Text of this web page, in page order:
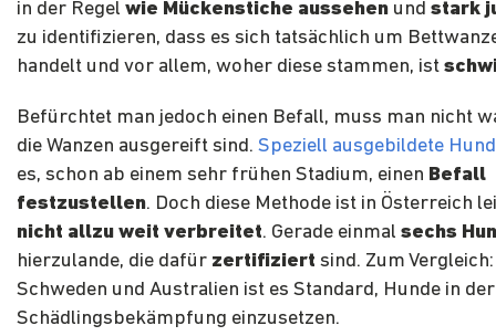
in der Regel wie Mückenstiche aussehen und stark
zu identifizieren, dass es sich tatsächlich um
handelt und vor allem, woher diese stammen, ist
Befürchtet man jedoch einen Befall, muss man nicht
die Wanzen ausgereift sind. Speziell ausgebildete
es, schon ab einem sehr frühen Stadium, einen Befall
festzustellen. Doch diese Methode ist in Österreich
nicht allzu weit verbreitet. Gerade einmal sechs
hierzulande, die dafür zertifiziert sind. Zum
Schweden und Australien ist es Standard, Hunde in der
Schädlingsbekämpfung einzusetzen.